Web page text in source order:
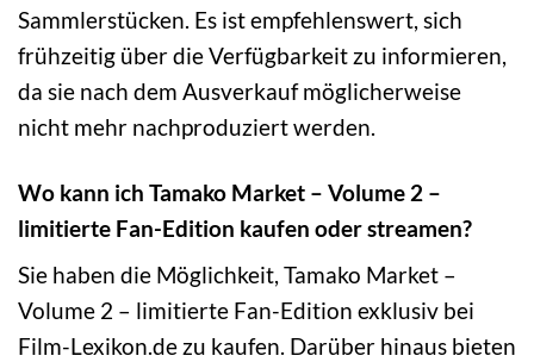
Sammlerstücken. Es ist empfehlenswert, sich
frühzeitig über die Verfügbarkeit zu informieren,
da sie nach dem Ausverkauf möglicherweise
nicht mehr nachproduziert werden.
Wo kann ich Tamako Market – Volume 2 –
limitierte Fan-Edition kaufen oder streamen?
Sie haben die Möglichkeit, Tamako Market –
Volume 2 – limitierte Fan-Edition exklusiv bei
Film-Lexikon.de zu kaufen. Darüber hinaus bieten